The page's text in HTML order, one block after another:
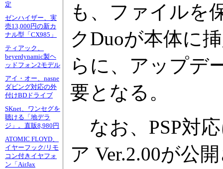
定
ゼンハイザー、実
売13,000円の新カ
ナル型「CX985」
ティアック、
beyerdynamic製ヘ
ッドフォン2モデル
アイ・オー、nasne
ダビング対応の外
付けBDドライブ
SKnet、ワンセグを
聴ける「地デラ
ジ」。直販8,980円
ATOMIC FLOYD、
イヤーフック/リモ
コン付きイヤフォ
ン「AirJax
も、ファイルを
クDuoが本体に
らに、アップデ
要となる。
なお、PSP対
ア Ver.2.00が公